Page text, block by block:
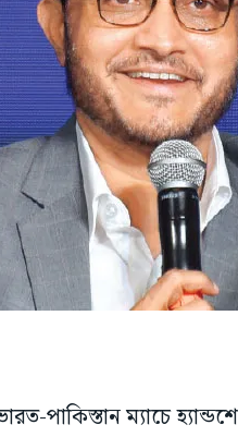
পাকিস্তান ম্যাচে